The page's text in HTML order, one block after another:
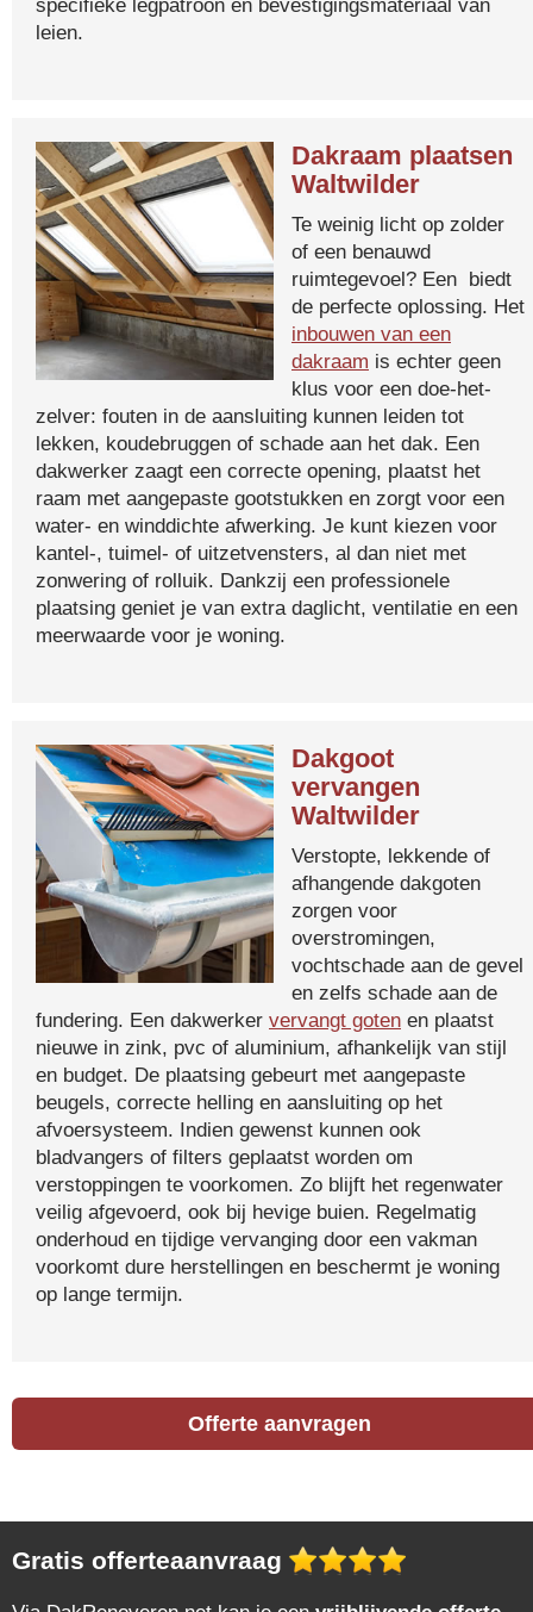
specifieke legpatroon en bevestigingsmateriaal van
leien.
Dakraam plaatsen
Waltwilder
Te weinig licht op zolder
of een benauwd
ruimtegevoel? Een biedt
de perfecte oplossing. Het
inbouwen van een
dakraam is echter geen
klus voor een doe-het-
zelver: fouten in de aansluiting kunnen leiden tot
lekken, koudebruggen of schade aan het dak. Een
dakwerker zaagt een correcte opening, plaatst het
raam met aangepaste gootstukken en zorgt voor een
water- en winddichte afwerking. Je kunt kiezen voor
kantel-, tuimel- of uitzetvensters, al dan niet met
zonwering of rolluik. Dankzij een professionele
plaatsing geniet je van extra daglicht, ventilatie en een
meerwaarde voor je woning.
Dakgoot
vervangen
Waltwilder
Verstopte, lekkende of
afhangende dakgoten
zorgen voor
overstromingen,
vochtschade aan de gevel
en zelfs schade aan de
fundering. Een dakwerker vervangt goten en plaatst
nieuwe in zink, pvc of aluminium, afhankelijk van stijl
en budget. De plaatsing gebeurt met aangepaste
beugels, correcte helling en aansluiting op het
afvoersysteem. Indien gewenst kunnen ook
bladvangers of filters geplaatst worden om
verstoppingen te voorkomen. Zo blijft het regenwater
veilig afgevoerd, ook bij hevige buien. Regelmatig
onderhoud en tijdige vervanging door een vakman
voorkomt dure herstellingen en beschermt je woning
op lange termijn.
Offerte aanvragen
Gratis offerteaanvraag